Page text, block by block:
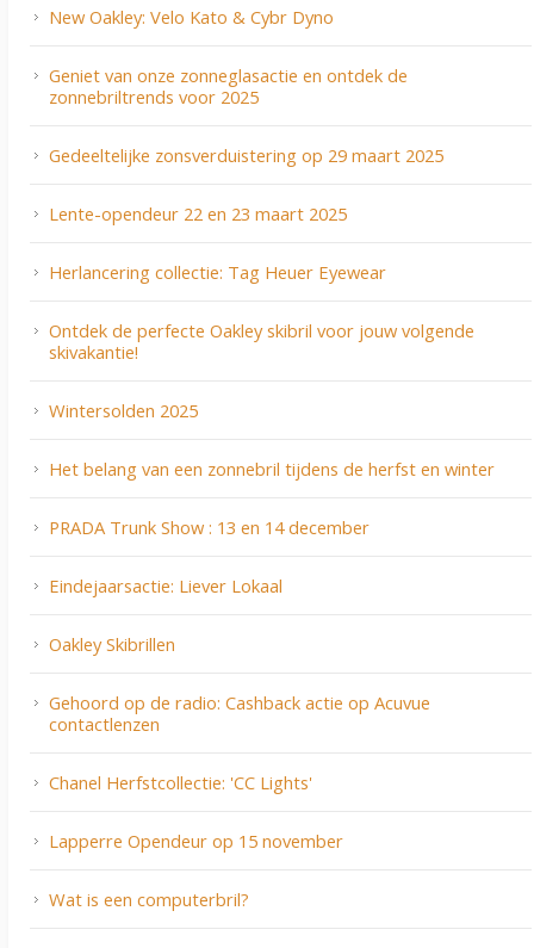
New Oakley: Velo Kato & Cybr Dyno
Geniet van onze zonneglasactie en ontdek de
zonnebriltrends voor 2025
Gedeeltelijke zonsverduistering op 29 maart 2025
Lente-opendeur 22 en 23 maart 2025
Herlancering collectie: Tag Heuer Eyewear
Ontdek de perfecte Oakley skibril voor jouw volgende
skivakantie!
Wintersolden 2025
Het belang van een zonnebril tijdens de herfst en winter
PRADA Trunk Show : 13 en 14 december
Eindejaarsactie: Liever Lokaal
Oakley Skibrillen
Gehoord op de radio: Cashback actie op Acuvue
contactlenzen
Chanel Herfstcollectie: 'CC Lights'
Lapperre Opendeur op 15 november
Wat is een computerbril?